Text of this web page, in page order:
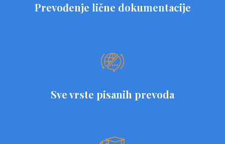
Prevođenje lične dokumentacije
Sve vrste pisanih prevoda